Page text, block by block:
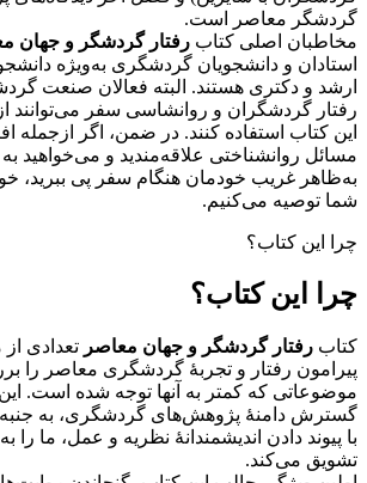
گردشگر معاصر است.
مخاطبان اصلی کتاب رفتار گردشگر و جهان
استادان و دانشجویان گردشگری به‌ویژه
ارشد و دکتری هستند. البته فعالان صنعت
رفتار گردشگران و روانشاسی سفر می‌توانند
این کتاب استفاده کنند. در ضمن، اگر ازجمله
مسائل روانشناختی علاقه‌مندید و می‌خواهید
به‌ظاهر غریب خودمان هنگام سفر پی ببرید،
شما توصیه می‌کنیم.
چرا این کتاب؟
چرا این کتاب؟
کتاب رفتار گردشگر و جهان معاصر تعدادی
پیرامون رفتار و تجربۀ گردشگری معاصر را
موضوعاتی که کمتر به آنها توجه شده است.
گسترش دامنۀ پژوهش‌های گردشگری، به
با پیوند دادن اندیشمندانۀ نظریه و عمل، ما را
تشویق می‌کند.